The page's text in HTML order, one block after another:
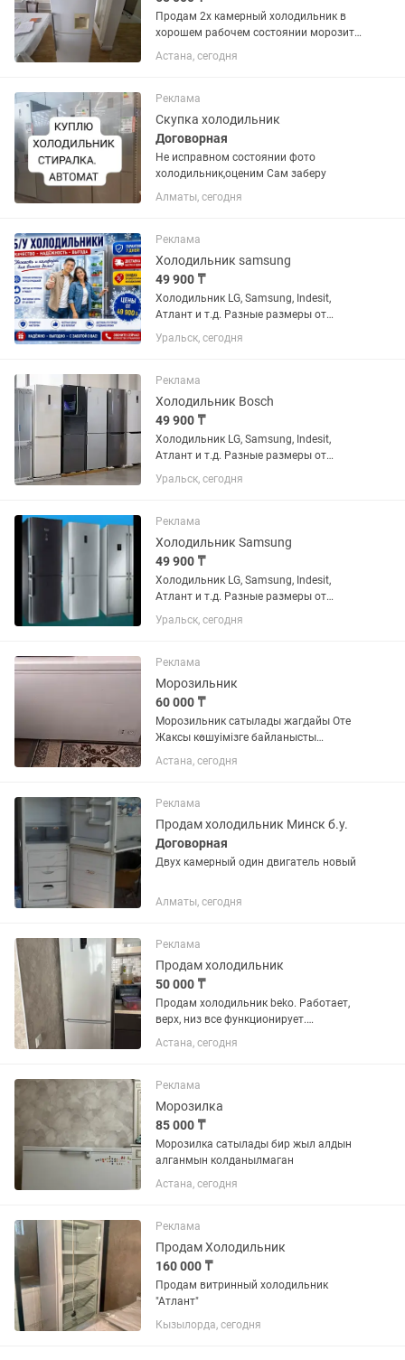
Продам 2х камерный холодильник в
хорошем рабочем состоянии морозит
и холодит марка LG No Frost высота
1,90 см ширина 60см все как на фото
Есть и стиральная машина...
Астана, сегодня
Реклама
Скупка холодильник
Договорная
Не исправном состоянии фото
холодильник,оценим Сам заберу
Алматы, сегодня
Реклама
Холодильник samsung
49 900 ₸
Холодильник LG, Samsung, Indesit,
Атлант и т.д. Разные размеры от
маленького данного до большого двух
метрового. Всё холодильники
обслужены. Резинки целые, дверцы
хорошо...
Уральск, сегодня
Реклама
Холодильник Bosch
49 900 ₸
Холодильник LG, Samsung, Indesit,
Атлант и т.д. Разные размеры от
маленького данного до большого двух
метрового. Всё холодильники
обслужены. Резинки целые, дверцы
хорошо...
Уральск, сегодня
Реклама
Холодильник Samsung
49 900 ₸
Холодильник LG, Samsung, Indesit,
Атлант и т.д. Разные размеры от
маленького данного до большого двух
метрового. Всё холодильники
обслужены. Резинки целые, дверцы
хорошо...
Уральск, сегодня
Реклама
Морозильник
60 000 ₸
Морозильник сатылады жагдайы Оте
Жаксы көшуімізге байланысты
размери улкен болгандыктан сатуга
койып отырмын. Озимиз пайдаланып
285 КХ
Астана, сегодня
Реклама
Продам холодильник Минск б.у.
Договорная
Двух камерный один двигатель новый
Алматы, сегодня
Реклама
Продам холодильник
50 000 ₸
Продам холодильник beko. Работает,
верх, низ все функционирует.
Самовывоз, торг
Астана, сегодня
Реклама
Морозилка
85 000 ₸
Морозилка сатылады бир жыл алдын
алганмын колданылмаган
Астана, сегодня
Реклама
Продам Холодильник
160 000 ₸
Продам витринный холодильник
"Атлант"
Кызылорда, сегодня